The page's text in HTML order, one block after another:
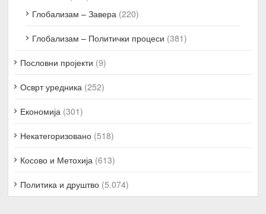
Глобализам – Завера (220)
Глобализам – Политички процеси (381)
Пословни пројекти (9)
Осврт уредника (252)
Економија (301)
Некатегоризовано (518)
Косово и Метохија (613)
Политика и друштво (5.074)